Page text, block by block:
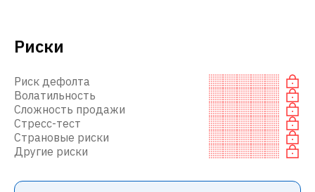
Риски
Риск дефолта
Волатильность
Сложность продажи
Стресс-тест
Страновые риски
Другие риски